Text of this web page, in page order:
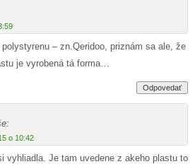
– zn.Qeridoo, priznám sa ale, že
je vyrobená tá forma…
Odpovedať
o 10:42
vyhliadla. Je tam uvedene z akeho plastu to